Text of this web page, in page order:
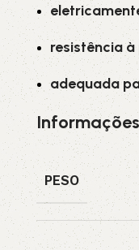
resistência
adequada
PESO